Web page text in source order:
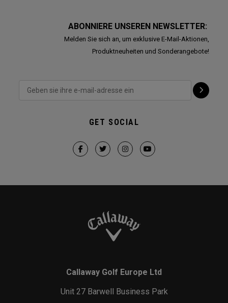
ABONNIERE UNSEREN NEWSLETTER:
Melden Sie sich an, um exklusive E-Mail-Aktionen,
Produktneuheiten und Sonderangebote!
GET SOCIAL
Callaway Golf Europe Ltd
Unit 27 Barwell Business Park